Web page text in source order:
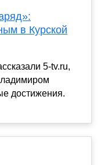
в Курской
5-tv.ru,
достижения.